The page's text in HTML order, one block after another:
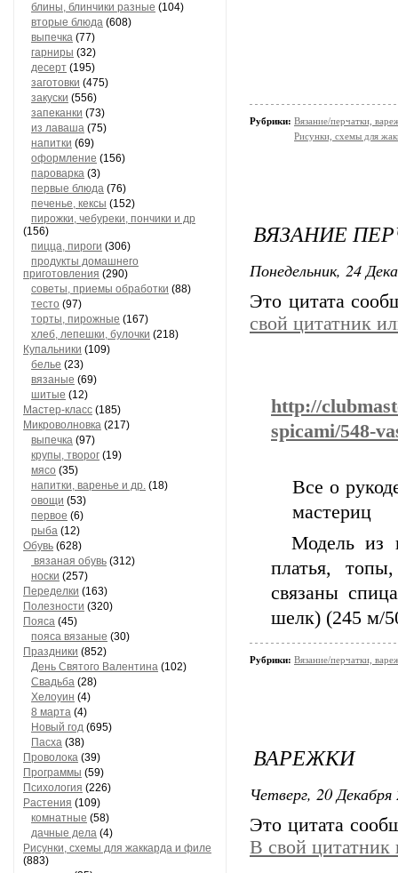
блины, блинчики разные (104)
вторые блюда (608)
выпечка (77)
гарниры (32)
десерт (195)
заготовки (475)
закуски (556)
запеканки (73)
из лаваша (75)
напитки (69)
оформление (156)
пароварка (3)
первые блюда (76)
печенье, кексы (152)
пирожки, чебуреки, пончики и др
(156)
пицца, пироги (306)
продукты домашнего
приготовления (290)
советы, приемы обработки (88)
тесто (97)
торты, пирожные (167)
хлеб, лепешки, булочки (218)
Купальники (109)
белье (23)
вязаные (69)
шитые (12)
Мастер-класс (185)
Микроволновка (217)
выпечка (97)
крупы, творог (19)
мясо (35)
напитки, варенье и др. (18)
овощи (53)
первое (6)
рыба (12)
Обувь (628)
вязаная обувь (312)
носки (257)
Переделки (163)
Полезности (320)
Пояса (45)
пояса вязаные (30)
Праздники (852)
День Святого Валентина (102)
Свадьба (28)
Хелоуин (4)
8 марта (4)
Новый год (695)
Пасха (38)
Проволока (39)
Программы (59)
Психология (226)
Растения (109)
комнатные (58)
дачные дела (4)
Рисунки, схемы для жаккарда и филе
(883)
Рубрики: Вязание/перчатки,
Рисунки, схемы для
ВЯЗАНИЕ
Понедельник, 24
Это цитата
свой цитатник
http://
spicami/548-
Все о
мастериц
Модель из
платья,
связаны
шелк) (245 м/
Рубрики: Вязание/перчатки,
ВАРЕЖКИ
Четверг, 20
Это цитата
В свой цитатник